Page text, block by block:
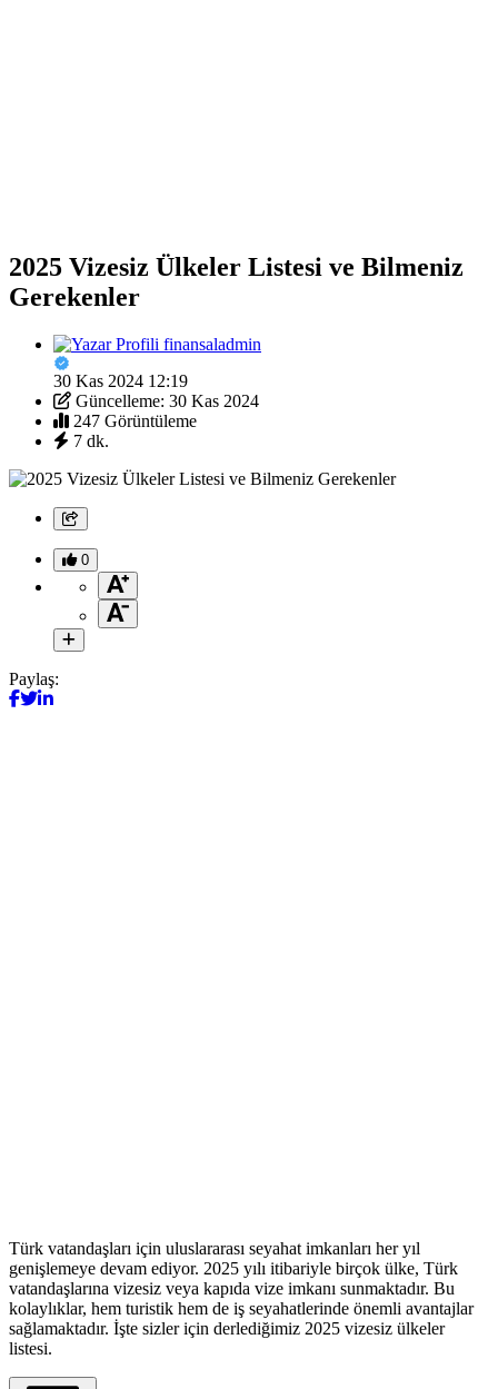
2025 Vizesiz Ülkeler Listesi ve Bilmeniz
Gerekenler
finansaladmin
30 Kas 2024 12:19
Güncelleme: 30 Kas 2024
247 Görüntüleme
7 dk.
0
Paylaş:
Türk vatandaşları için uluslararası seyahat imkanları her yıl
genişlemeye devam ediyor. 2025 yılı itibariyle birçok ülke, Türk
vatandaşlarına vizesiz veya kapıda vize imkanı sunmaktadır. Bu
kolaylıklar, hem turistik hem de iş seyahatlerinde önemli avantajlar
sağlamaktadır. İşte sizler için derlediğimiz 2025 vizesiz ülkeler
listesi.